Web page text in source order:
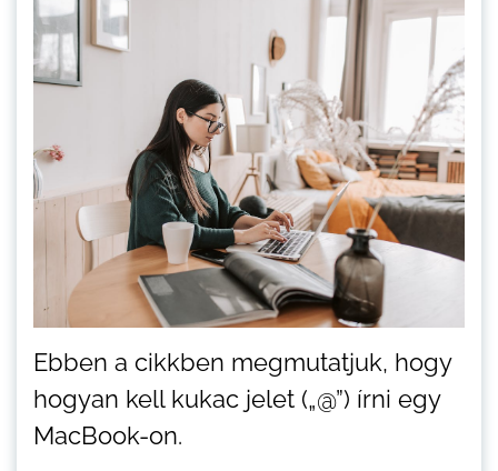
Ebben a cikkben megmutatjuk, hogy
hogyan kell kukac jelet („@”) írni egy
MacBook-on.